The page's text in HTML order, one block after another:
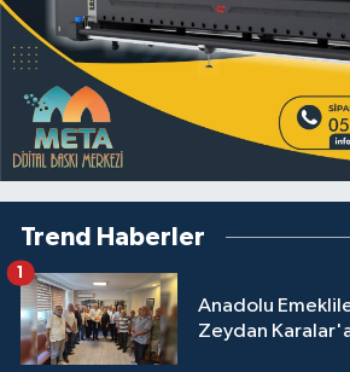
Trend Haberler
Anadolu
Zeydan
1